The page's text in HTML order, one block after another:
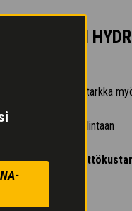
: erittäin tarkka
hitaan ajon hallintaan
ja alhaiset